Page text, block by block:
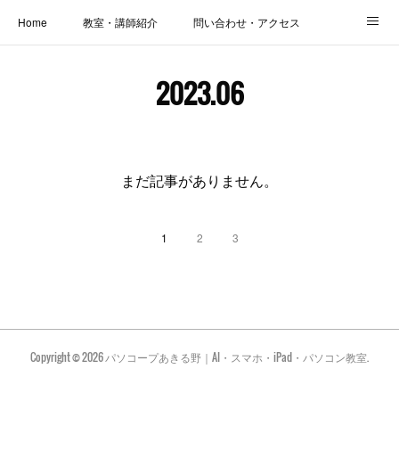
Home 教室・講師紹介 問い合わせ・アクセス
お役立ちブログ | スマホ・パソコン
2023.06
まだ記事がありません。
1 2 3
Copyright ©2026パソコープあきる野｜AI・スマホ・iPad・パソコン教室.